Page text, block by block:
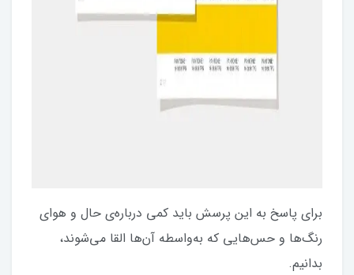
برای پاسخ به این پرسش باید کمی درباره‌ی حال و هوای
رنگ‌ها و حس‌هایی که به‌واسطه آن‌ها القا می‌شوند،
بدانیم.